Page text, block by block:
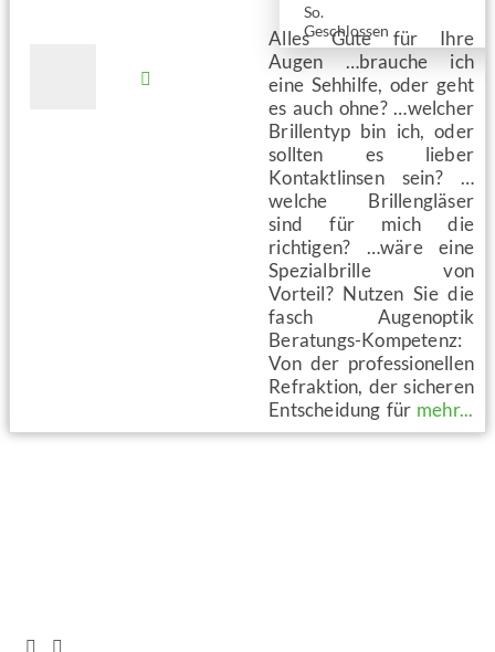
So.
Geschlossen
Alles Gute für Ihre
Augen …brauche ich
eine Sehhilfe, oder geht
es auch ohne? …welcher
Brillentyp bin ich, oder
sollten es lieber
Kontaktlinsen sein? …
welche Brillengläser
sind für mich die
richtigen? …wäre eine
Spezialbrille von
Vorteil? Nutzen Sie die
fasch Augenoptik
Beratungs-Kompetenz:
Von der professionellen
Refraktion, der sicheren
Entscheidung für mehr...